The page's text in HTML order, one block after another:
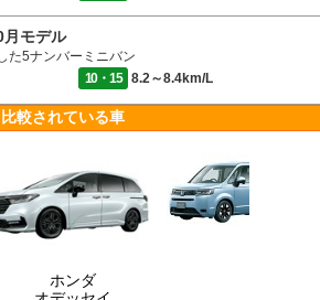
モデル
た5ナンバーミニバン
10・15 8.2～8.4km/L
較されている車
ホンダ